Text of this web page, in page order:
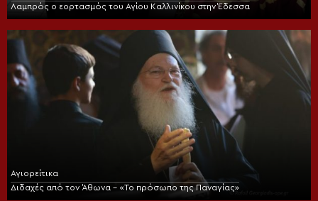
Λαμπρός ο εορτασμός του Αγίου Καλλινίκου στην Έδεσσα
Αγιορείτικα
Διδαχές από τον Άθωνα – «Το πρόσωπο της Παναγίας»